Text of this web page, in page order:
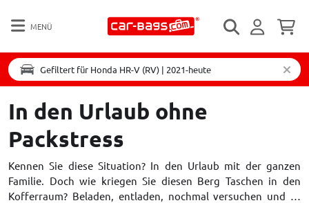
MENÜ
Gefiltert für Honda HR-V (RV) | 2021-heute
In den Urlaub ohne
Packstress
Kennen Sie diese Situation? In den Urlaub mit der ganzen
Familie. Doch wie kriegen Sie diesen Berg Taschen in den
Kofferraum? Beladen, entladen, nochmal versuchen und …